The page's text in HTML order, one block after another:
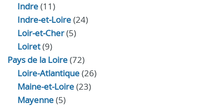
Indre(11)
Indre‑et‑Loire(24)
Loir‑et‑Cher(5)
Loiret(9)
Pays de la Loire(72)
Loire-Atlantique(26)
Maine-et-Loire(23)
Mayenne(5)